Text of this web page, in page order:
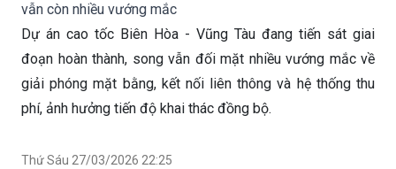
vẫn còn nhiều vướng mắc
Dự án cao tốc Biên Hòa - Vũng Tàu đang tiến sát giai
đoạn hoàn thành, song vẫn đối mặt nhiều vướng mắc về
giải phóng mặt bằng, kết nối liên thông và hệ thống thu
phí, ảnh hưởng tiến độ khai thác đồng bộ.
Thứ Sáu 27/03/2026 22:25